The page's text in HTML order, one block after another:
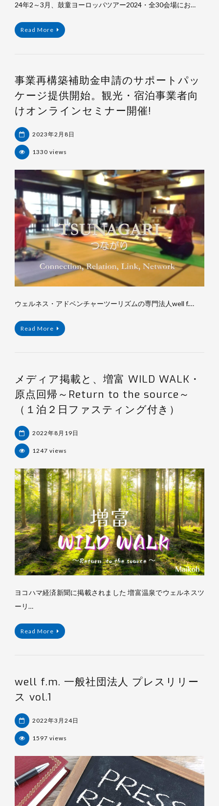
24年2～3月、鼓童ヨーロッパツアー2024・全30会場にお…
Read More
事業再構築補助金申請のサポートパッ
ケージ提供開始。観光・宿泊事業者向
けオンラインセミナー開催!
2023年2月8日
浦
裕
樹
1330 views
ウェルネス・アドベンチャーツーリズムの専門法人well f.…
Read More
メディア掲載と、増富 WILD WALK・
原点回帰～Return to the source～
（１泊２日ファスティング付き）
2022年8月19日
井
靖
1247 views
ヨコハマ経済新聞に掲載されました 増富温泉でウェルネスツ
ーリ…
Read More
well f.m. 一般社団法人 プレスリリー
ス vol.1
2022年3月24日
裕
樹
1597 views